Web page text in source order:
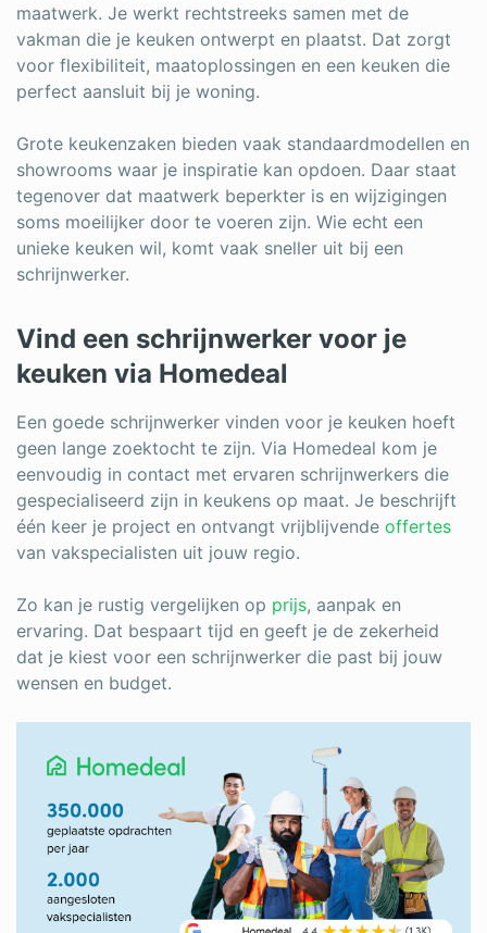
maatwerk. Je werkt rechtstreeks samen met de
vakman die je keuken ontwerpt en plaatst. Dat zorgt
voor flexibiliteit, maatoplossingen en een keuken die
perfect aansluit bij je woning.
Grote keukenzaken bieden vaak standaardmodellen en
showrooms waar je inspiratie kan opdoen. Daar staat
tegenover dat maatwerk beperkter is en wijzigingen
soms moeilijker door te voeren zijn. Wie echt een
unieke keuken wil, komt vaak sneller uit bij een
schrijnwerker.
Vind een schrijnwerker voor je
keuken via Homedeal
Een goede schrijnwerker vinden voor je keuken hoeft
geen lange zoektocht te zijn. Via Homedeal kom je
eenvoudig in contact met ervaren schrijnwerkers die
gespecialiseerd zijn in keukens op maat. Je beschrijft
één keer je project en ontvangt vrijblijvende offertes
van vakspecialisten uit jouw regio.
Zo kan je rustig vergelijken op prijs, aanpak en
ervaring. Dat bespaart tijd en geeft je de zekerheid
dat je kiest voor een schrijnwerker die past bij jouw
wensen en budget.